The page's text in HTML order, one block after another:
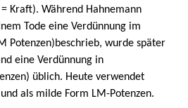
Kraft). Während Hahnemann
Tode eine Verdünnung im
Potenzen)beschrieb, wurde später
eine Verdünnung in
üblich. Heute verwendet
als milde Form LM-Potenzen.